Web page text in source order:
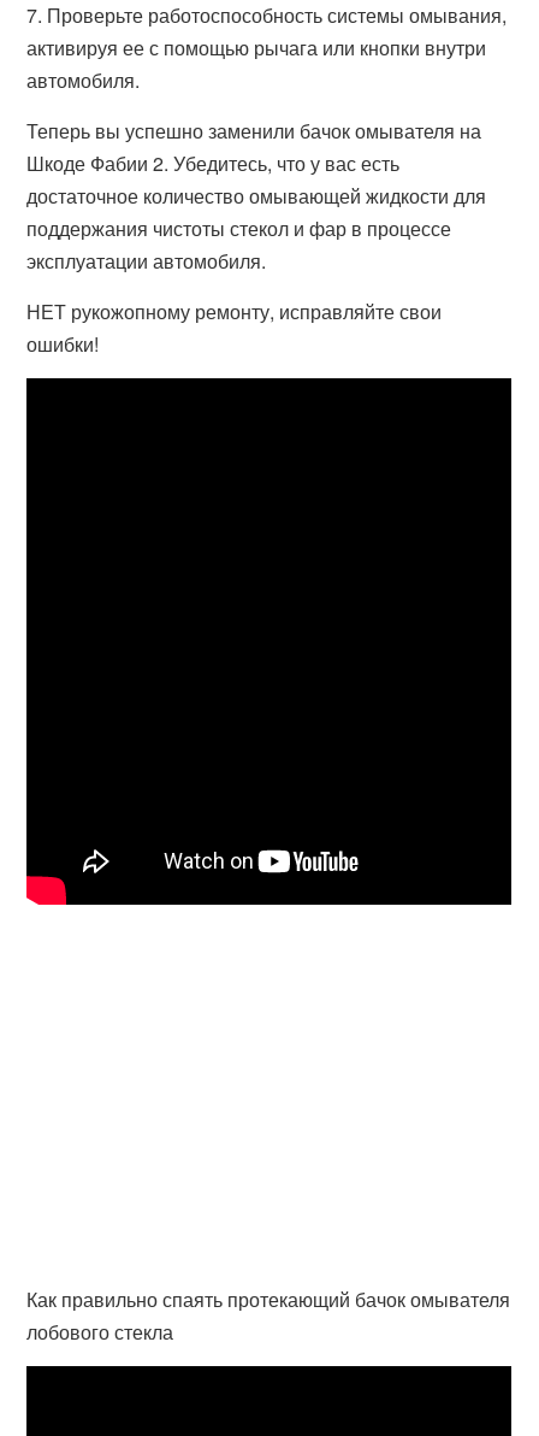
7. Проверьте работоспособность системы омывания,
активируя ее с помощью рычага или кнопки внутри
автомобиля.
Теперь вы успешно заменили бачок омывателя на
Шкоде Фабии 2. Убедитесь, что у вас есть
достаточное количество омывающей жидкости для
поддержания чистоты стекол и фар в процессе
эксплуатации автомобиля.
НЕТ рукожопному ремонту, исправляйте свои
ошибки!
Как правильно спаять протекающий бачок омывателя
лобового стекла